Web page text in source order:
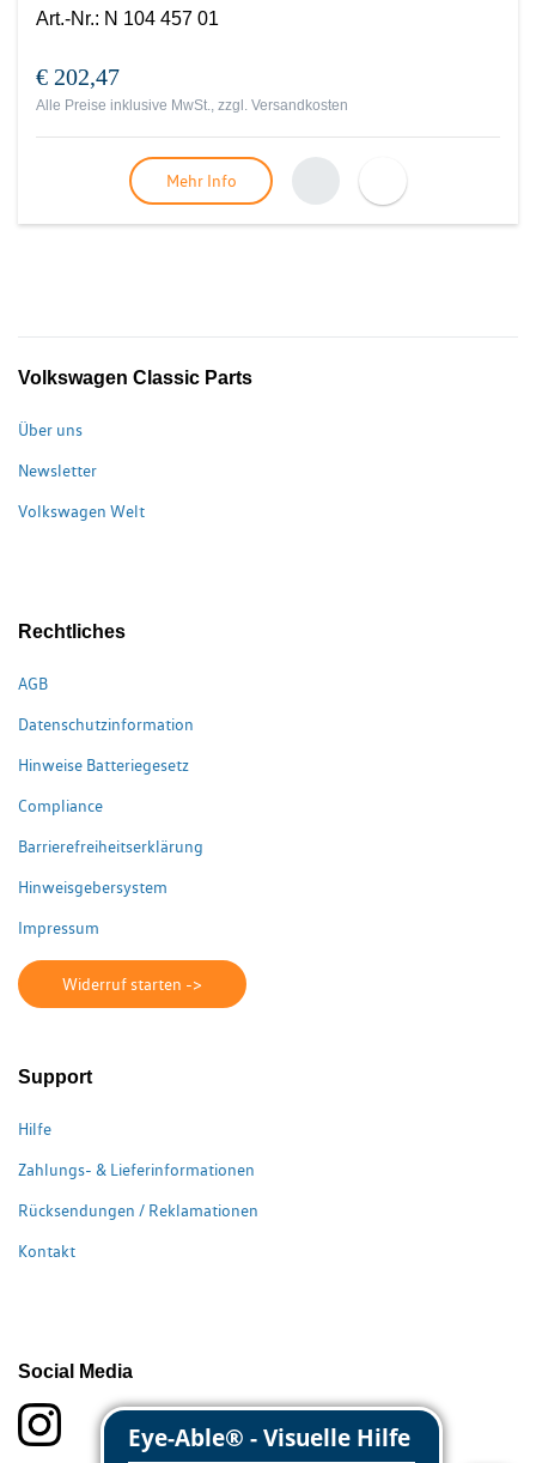
Art.-Nr.: N 104 457 01
€ 202,47
Alle Preise inklusive MwSt., zzgl. Versandkosten
Mehr Info
Volkswagen Classic Parts
Über uns
Newsletter
Volkswagen Welt
Rechtliches
AGB
Datenschutzinformation
Hinweise Batteriegesetz
Compliance
Barrierefreiheitserklärung
Hinweisgebersystem
Impressum
Widerruf starten ->
Support
Hilfe
Zahlungs- & Lieferinformationen
Rücksendungen / Reklamationen
Kontakt
Social Media